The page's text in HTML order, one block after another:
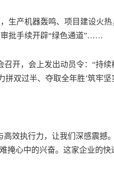
产机器轰鸣、项目建设火热
批手续开辟“绿色通道”……
，会上发出动员令：“持续
拼双过半、夺取全年胜’筑牢坚
执行力，让我们深感震撼
掩心中的兴奋。这家企业的